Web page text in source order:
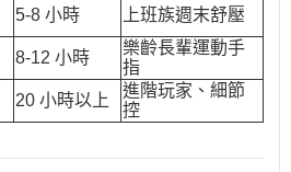
5-8 小時 上班族週末舒壓
8-12 小時
樂齡長輩運動手
指
20 小時以上
進階玩家、細節
控